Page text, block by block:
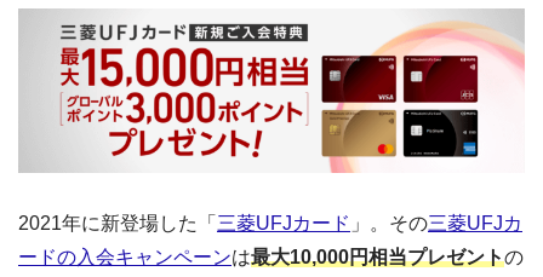
2021年に新登場した「 三菱UFJカード 」。その三菱UFJカ
ードの入会キャンペーンは最大10,000円相当プレゼントの